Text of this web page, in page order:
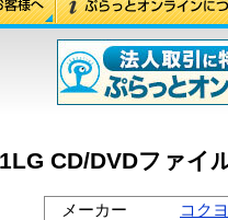
CD/DVDファイ
メーカー
コクヨ